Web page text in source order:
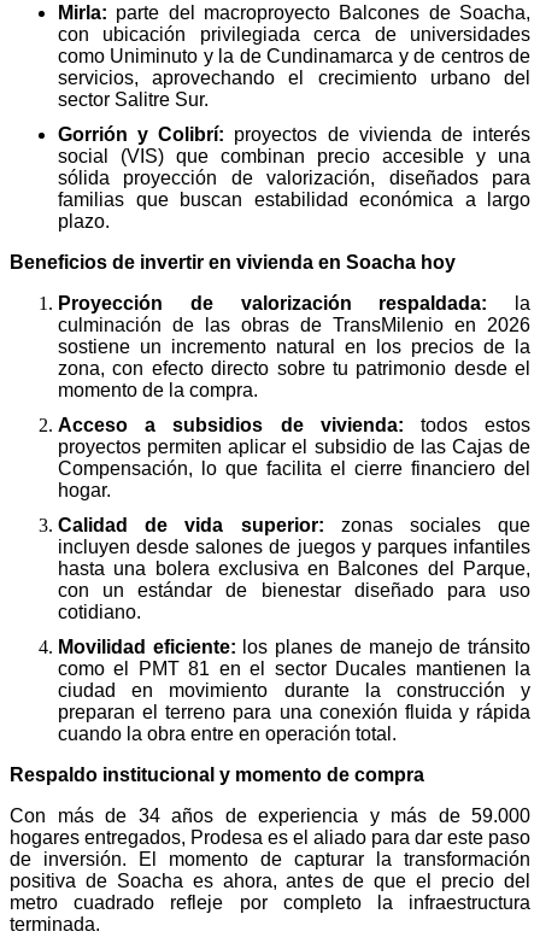
Mirla: parte del macroproyecto Balcones de Soacha,
con ubicación privilegiada cerca de universidades
como Uniminuto y la de Cundinamarca y de centros de
servicios, aprovechando el crecimiento urbano del
sector Salitre Sur.
Gorrión y Colibrí: proyectos de vivienda de interés
social (VIS) que combinan precio accesible y una
sólida proyección de valorización, diseñados para
familias que buscan estabilidad económica a largo
plazo.
Beneficios de invertir en vivienda en Soacha hoy
Proyección de valorización respaldada: la
culminación de las obras de TransMilenio en 2026
sostiene un incremento natural en los precios de la
zona, con efecto directo sobre tu patrimonio desde el
momento de la compra.
Acceso a subsidios de vivienda: todos estos
proyectos permiten aplicar el subsidio de las Cajas de
Compensación, lo que facilita el cierre financiero del
hogar.
Calidad de vida superior: zonas sociales que
incluyen desde salones de juegos y parques infantiles
hasta una bolera exclusiva en Balcones del Parque,
con un estándar de bienestar diseñado para uso
cotidiano.
Movilidad eficiente: los planes de manejo de tránsito
como el PMT 81 en el sector Ducales mantienen la
ciudad en movimiento durante la construcción y
preparan el terreno para una conexión fluida y rápida
cuando la obra entre en operación total.
Respaldo institucional y momento de compra
Con más de 34 años de experiencia y más de 59.000
hogares entregados, Prodesa es el aliado para dar este paso
de inversión. El momento de capturar la transformación
positiva de Soacha es ahora, antes de que el precio del
metro cuadrado refleje por completo la infraestructura
terminada.